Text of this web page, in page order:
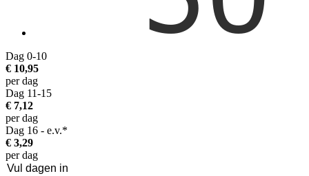
Dag 0-10
€ 10,95
per dag
Dag 11-15
€ 7,12
per dag
Dag 16 - e.v.*
€ 3,29
per dag